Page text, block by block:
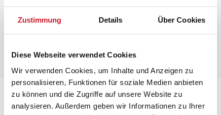
Zustimmung Details Über Cookies
Diese Webseite verwendet Cookies
Wir verwenden Cookies, um Inhalte und Anzeigen zu
personalisieren, Funktionen für soziale Medien anbieten
zu können und die Zugriffe auf unsere Website zu
analysieren. Außerdem geben wir Informationen zu Ihrer
Lageplan